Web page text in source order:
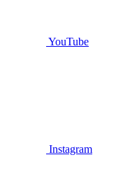
YouTube
Instagram